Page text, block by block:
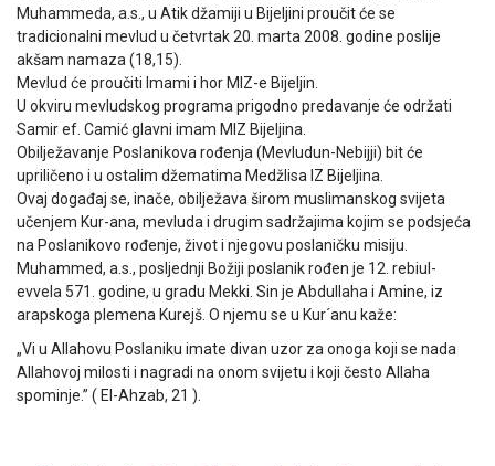
Muhammeda, a.s., u Atik džamiji u Bijeljini proučit će se
tradicionalni mevlud u četvrtak 20. marta 2008. godine poslije
akšam namaza (18,15).
Mevlud će proučiti Imami i hor MIZ-e Bijeljin.
U okviru mevludskog programa prigodno predavanje će održati
Samir ef. Camić glavni imam MIZ Bijeljina.
Obilježavanje Poslanikova rođenja (Mevludun-Nebijji) bit će
upriličeno i u ostalim džematima Medžlisa IZ Bijeljina.
Ovaj događaj se, inače, obilježava širom muslimanskog svijeta
učenjem Kur-ana, mevluda i drugim sadržajima kojim se podsjeća
na Poslanikovo rođenje, život i njegovu poslaničku misiju.
Muhammed, a.s., posljednji Božiji poslanik rođen je 12. rebiul-
evvela 571. godine, u gradu Mekki. Sin je Abdullaha i Amine, iz
arapskoga plemena Kurejš. O njemu se u Kur´anu kaže:
„Vi u Allahovu Poslaniku imate divan uzor za onoga koji se nada
Allahovoj milosti i nagradi na onom svijetu i koji često Allaha
spominje.” ( El-Ahzab, 21 ).